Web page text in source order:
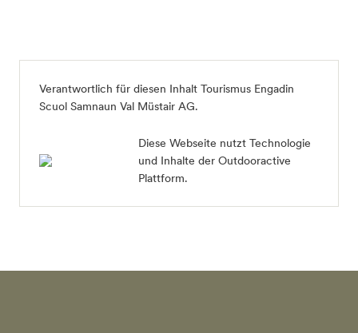
Verantwortlich für diesen Inhalt Tourismus Engadin
Scuol Samnaun Val Müstair AG.
Diese Webseite nutzt Technologie
und Inhalte der Outdooractive
Plattform.